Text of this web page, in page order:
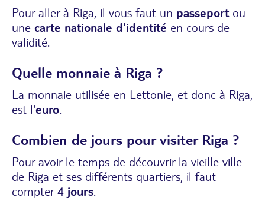
Pour aller à Riga, il vous faut un passeportou
une carte nationale d'identité en cours de
validité.
Quelle monnaie à Riga ?
La monnaie utilisée en Lettonie, et donc à Riga,
est l'euro.
Combien de jours pour visiter Riga ?
Pour avoir le temps de découvrir la vieille ville
de Riga et ses différents quartiers, il faut
compter 4 jours.